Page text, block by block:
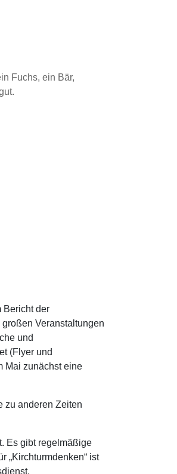
Fuchs, ein Bär,
Bericht der
Veranstaltungen
und
(Flyer und
Mai zunächst eine
zu anderen Zeiten
Es gibt regelmäßige
„Kirchturmdenken“ ist